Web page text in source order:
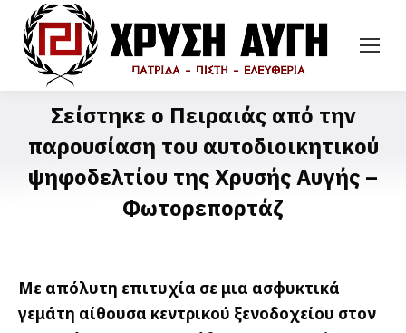
Σείστηκε ο Πειραιάς από την
παρουσίαση του αυτοδιοικητικού
ψηφοδελτίου της Χρυσής Αυγής –
Φωτορεπορτάζ
Με απόλυτη επιτυχία σε μια ασφυκτικά
γεμάτη αίθουσα κεντρικού ξενοδοχείου στον